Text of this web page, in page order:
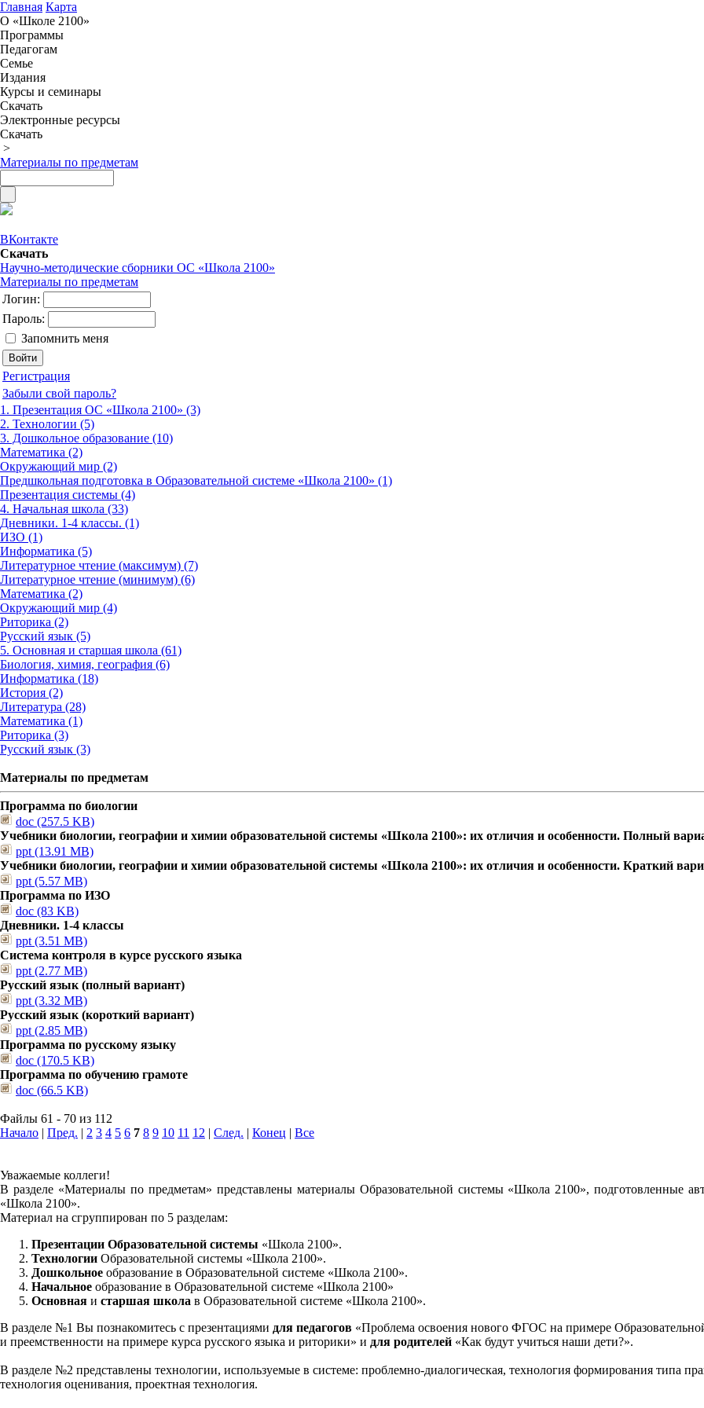
Главная Карта
О «Школе 2100»
Программы
Педагогам
Семье
Издания
Курсы и семинары
Скачать
Электронные ресурсы
Скачать
>
Материалы по предметам
ВКонтакте
Скачать
Научно-методические сборники ОС «Школа 2100»
Материалы по предметам
Логин:
Пароль:
Запомнить меня
Регистрация
Забыли свой пароль?
1. Презентация ОС «Школа 2100» (3)
2. Технологии (5)
3. Дошкольное образование (10)
Математика (2)
Окружающий мир (2)
Предшкольная подготовка в Образовательной системе «Школа 2100» (1)
Презентация системы (4)
4. Начальная школа (33)
Дневники. 1-4 классы. (1)
ИЗО (1)
Информатика (5)
Литературное чтение (максимум) (7)
Литературное чтение (минимум) (6)
Математика (2)
Окружающий мир (4)
Риторика (2)
Русский язык (5)
5. Основная и старшая школа (61)
Биология, химия, география (6)
Информатика (18)
История (2)
Литература (28)
Математика (1)
Риторика (3)
Русский язык (3)
Материалы по предметам
Программа по биологии
doc (257.5 KB)
Учебники биологии, географии и химии образовательной системы «Школа 2100»: их отличия и особенности. Полный
ppt (13.91 MB)
Учебники биологии, географии и химии образовательной системы «Школа 2100»: их отличия и особенности. Краткий
ppt (5.57 MB)
Программа по ИЗО
doc (83 KB)
Дневники. 1-4 классы
ppt (3.51 MB)
Система контроля в курсе русского языка
ppt (2.77 MB)
Русский язык (полный вариант)
ppt (3.32 MB)
Русский язык (короткий вариант)
ppt (2.85 MB)
Программа по русскому языку
doc (170.5 KB)
Программа по обучению грамоте
doc (66.5 KB)
Файлы 61 - 70 из 112
Начало | Пред. | 2 3 4 5 6 7 8 9 10 11 12 | След. | Конец | Все
Уважаемые коллеги!
В разделе «Материалы по предметам» представлены материалы Образовательной системы «Школа 2100», подготовленные
«Школа 2100».
Материал на сгруппирован по 5 разделам:
Презентации Образовательной системы «Школа 2100».
Технологии Образовательной системы «Школа 2100».
Дошкольное образование в Образовательной системе «Школа 2100».
Начальное образование в Образовательной системе «Школа 2100»
Основная и старшая школа в Образовательной системе «Школа 2100».
В разделе №1 Вы познакомитесь с презентациями для педагогов «Проблема освоения нового ФГОС на примере
и преемственности на примере курса русского языка и риторики» и для родителей «Как будут учиться наши дети?».
В разделе №2 представлены технологии, используемые в системе: проблемно-диалогическая, технология формирования типа
технология оценивания, проектная технология.